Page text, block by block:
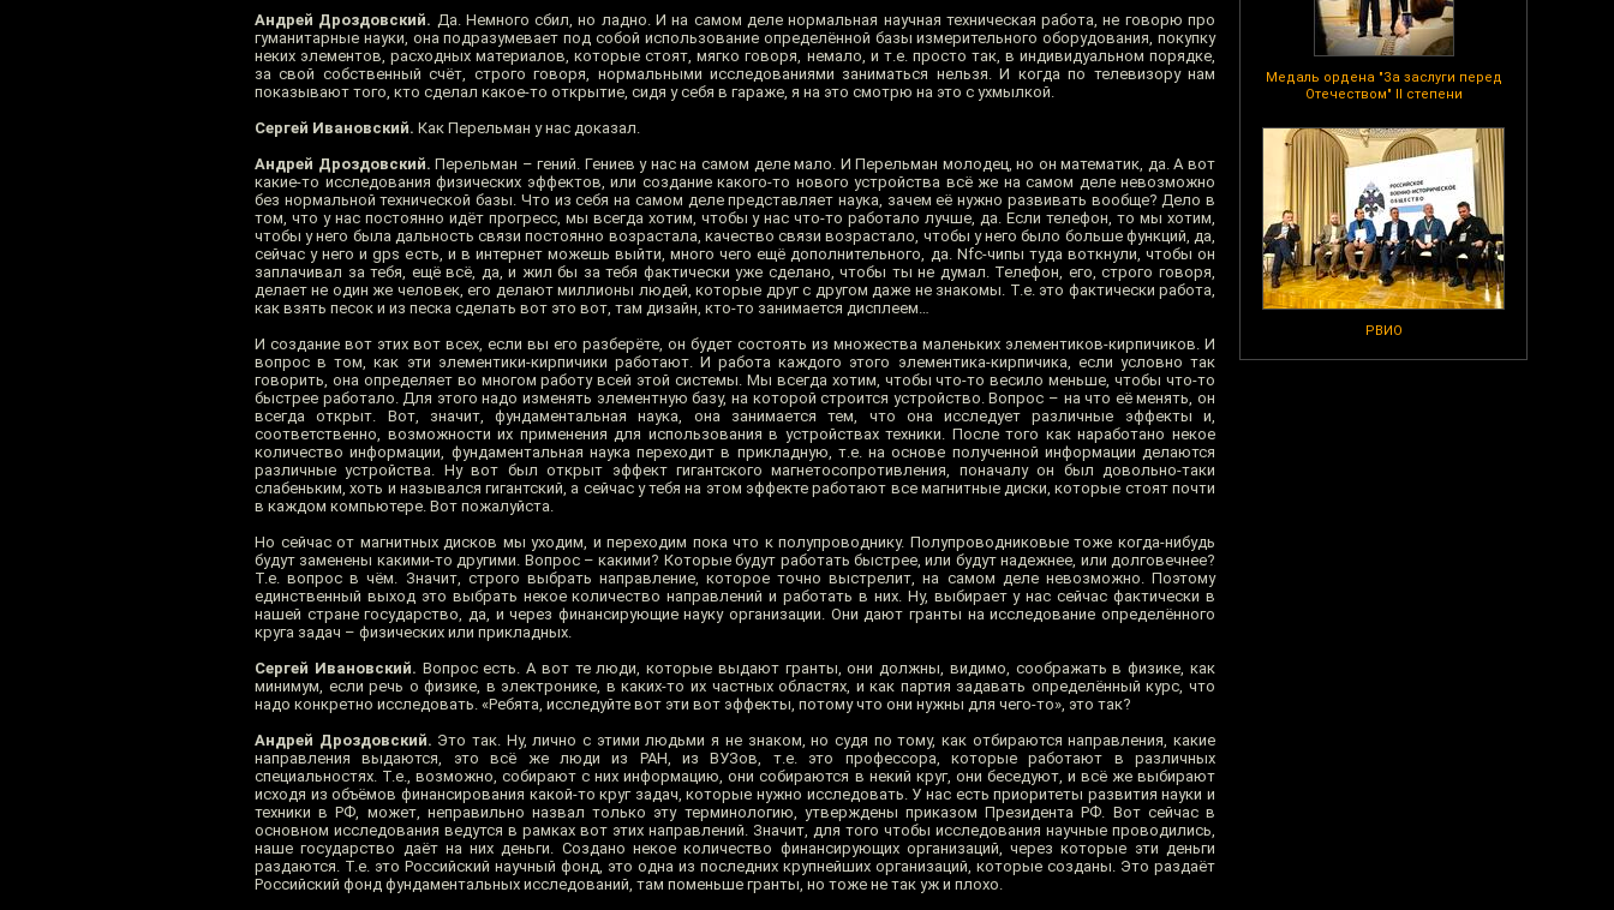
Медаль ордена "За заслуги перед
Отечеством" II степени
РВИО
Андрей Дроздовский. Да. Немного сбил, но ладно. И на самом деле нормальная научная техническая работа, не говорю про
гуманитарные науки, она подразумевает под собой использование определённой базы измерительного оборудования, покупку
неких элементов, расходных материалов, которые стоят, мягко говоря, немало, и т.е. просто так, в индивидуальном порядке,
за свой собственный счёт, строго говоря, нормальными исследованиями заниматься нельзя. И когда по телевизору нам
показывают того, кто сделал какое-то открытие, сидя у себя в гараже, я на это смотрю на это с ухмылкой.
Сергей Ивановский. Как Перельман у нас доказал.
Андрей Дроздовский. Перельман – гений. Гениев у нас на самом деле мало. И Перельман молодец, но он математик, да. А вот
какие-то исследования физических эффектов, или создание какого-то нового устройства всё же на самом деле невозможно
без нормальной технической базы. Что из себя на самом деле представляет наука, зачем её нужно развивать вообще? Дело в
том, что у нас постоянно идёт прогресс, мы всегда хотим, чтобы у нас что-то работало лучше, да. Если телефон, то мы хотим,
чтобы у него была дальность связи постоянно возрастала, качество связи возрастало, чтобы у него было больше функций, да,
сейчас у него и gps есть, и в интернет можешь выйти, много чего ещё дополнительного, да. Nfc-чипы туда воткнули, чтобы он
заплачивал за тебя, ещё всё, да, и жил бы за тебя фактически уже сделано, чтобы ты не думал. Телефон, его, строго говоря,
делает не один же человек, его делают миллионы людей, которые друг с другом даже не знакомы. Т.е. это фактически работа,
как взять песок и из песка сделать вот это вот, там дизайн, кто-то занимается дисплеем…
И создание вот этих вот всех, если вы его разберёте, он будет состоять из множества маленьких элементиков-кирпичиков. И
вопрос в том, как эти элементики-кирпичики работают. И работа каждого этого элементика-кирпичика, если условно так
говорить, она определяет во многом работу всей этой системы. Мы всегда хотим, чтобы что-то весило меньше, чтобы что-то
быстрее работало. Для этого надо изменять элементную базу, на которой строится устройство. Вопрос – на что её менять, он
всегда открыт. Вот, значит, фундаментальная наука, она занимается тем, что она исследует различные эффекты и,
соответственно, возможности их применения для использования в устройствах техники. После того как наработано некое
количество информации, фундаментальная наука переходит в прикладную, т.е. на основе полученной информации делаются
различные устройства. Ну вот был открыт эффект гигантского магнетосопротивления, поначалу он был довольно-таки
слабеньким, хоть и назывался гигантский, а сейчас у тебя на этом эффекте работают все магнитные диски, которые стоят почти
в каждом компьютере. Вот пожалуйста.
Но сейчас от магнитных дисков мы уходим, и переходим пока что к полупроводнику. Полупроводниковые тоже когда-нибудь
будут заменены какими-то другими. Вопрос – какими? Которые будут работать быстрее, или будут надежнее, или долговечнее?
Т.е. вопрос в чём. Значит, строго выбрать направление, которое точно выстрелит, на самом деле невозможно. Поэтому
единственный выход это выбрать некое количество направлений и работать в них. Ну, выбирает у нас сейчас фактически в
нашей стране государство, да, и через финансирующие науку организации. Они дают гранты на исследование определённого
круга задач – физических или прикладных.
Сергей Ивановский. Вопрос есть. А вот те люди, которые выдают гранты, они должны, видимо, соображать в физике, как
минимум, если речь о физике, в электронике, в каких-то их частных областях, и как партия задавать определённый курс, что
надо конкретно исследовать. «Ребята, исследуйте вот эти вот эффекты, потому что они нужны для чего-то», это так?
Андрей Дроздовский. Это так. Ну, лично с этими людьми я не знаком, но судя по тому, как отбираются направления, какие
направления выдаются, это всё же люди из РАН, из ВУЗов, т.е. это профессора, которые работают в различных
специальностях. Т.е., возможно, собирают с них информацию, они собираются в некий круг, они беседуют, и всё же выбирают
исходя из объёмов финансирования какой-то круг задач, которые нужно исследовать. У нас есть приоритеты развития науки и
техники в РФ, может, неправильно назвал только эту терминологию, утверждены приказом Президента РФ. Вот сейчас в
основном исследования ведутся в рамках вот этих направлений. Значит, для того чтобы исследования научные проводились,
наше государство даёт на них деньги. Создано некое количество финансирующих организаций, через которые эти деньги
раздаются. Т.е. это Российский научный фонд, это одна из последних крупнейших организаций, которые созданы. Это раздаёт
Российский фонд фундаментальных исследований, там поменьше гранты, но тоже не так уж и плохо.